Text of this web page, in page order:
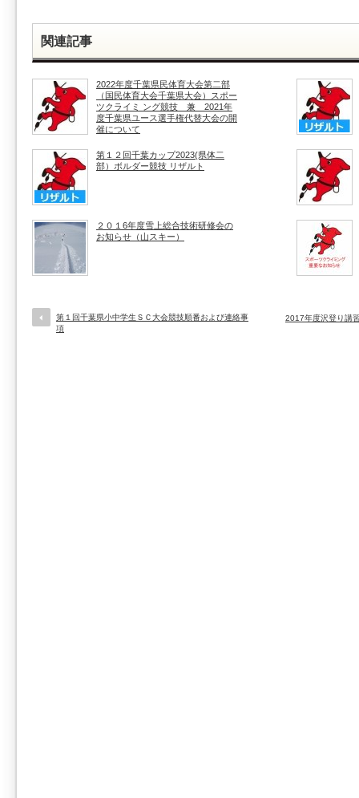
関連記事
2022年度千葉県民体育大会第二部
（国民体育大会千葉県大会）スポー
ツクライミ ング競技 兼 2021年
度千葉県ユース選手権代替大会の開
催について
第１２回千葉カップ2023(県体二
部）ボルダー競技 リザルト
２０１6年度雪上総合技術研修会の
お知らせ（山スキー）
第１回千葉県小中学生ＳＣ大会競技順番および連絡事
項
2017年度沢登り講